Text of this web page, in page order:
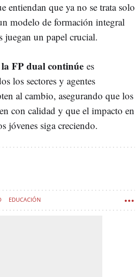
entiendan que ya no se trata solo
modelo de formación integral
juegan un papel crucial.
FP dual continúe es
los sectores y agentes
al cambio, asegurando que los
con calidad y que el impacto en
jóvenes siga creciendo.
EDUCACIÓN